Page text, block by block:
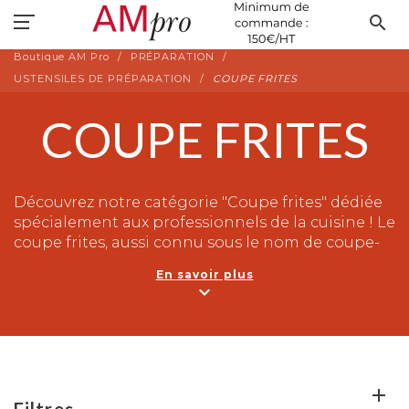
search
Boutique AM Pro
PRÉPARATION
USTENSILES DE PRÉPARATION
COUPE FRITES
COUPE FRITES
Découvrez notre catégorie "Coupe frites" dédiée
spécialement aux professionnels de la cuisine ! Le
coupe frites, aussi connu sous le nom de coupe-
les cuisines professionnelles. Il vous permet de
En savoir plus
expand_more